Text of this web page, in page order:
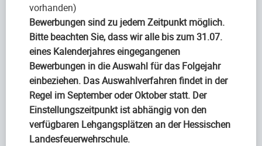
vorhanden)
Bewerbungen sind zu jedem Zeitpunkt möglich.
Bitte beachten Sie, dass wir alle bis zum 31.07.
eines Kalenderjahres eingegangenen
Bewerbungen in die Auswahl für das Folgejahr
einbeziehen. Das Auswahlverfahren findet in der
Regel im September oder Oktober statt. Der
Einstellungszeitpunkt ist abhängig von den
verfügbaren Lehgangsplätzen an der Hessischen
Landesfeuerwehrschule.